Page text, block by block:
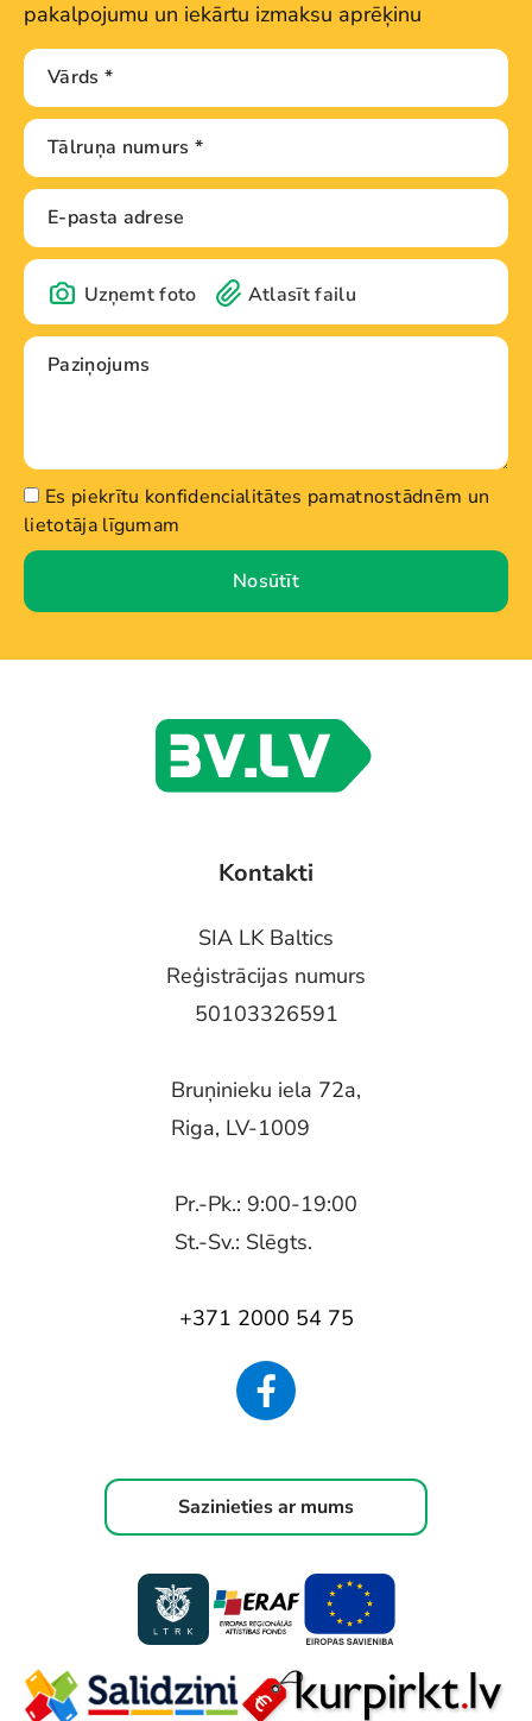
pakalpojumu un iekārtu izmaksu aprēķinu
Uzņemt foto Atlasīt failu
Es piekrītu konfidencialitātes pamatnostādnēm un
lietotāja līgumam
Nosūtīt
Kontakti
SIA LK Baltics
Reģistrācijas numurs
50103326591
Bruņinieku iela 72a,
Riga, LV-1009
Pr.-Pk.: 9:00-19:00
St.-Sv.: Slēgts.
+371 2000 54 75
Sazinieties ar mums